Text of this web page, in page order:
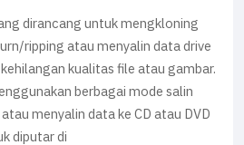
dirancang untuk mengkloning
ripping atau menyalin data drive
kualitas file atau gambar.
berbagai mode salin
menyalin data ke CD atau DVD
diputar di